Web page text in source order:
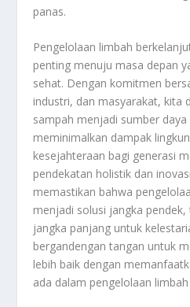
panas.
Pengelolaan limbah
penting menuju masa depan
sehat. Dengan komitmen
industri, dan masyarakat, kita
sampah menjadi sumber
meminimalkan dampak
kesejahteraan bagi generasi
pendekatan holistik dan
memastikan bahwa
menjadi solusi jangka
jangka panjang untuk
bergandengan tangan untuk
lebih baik dengan
ada dalam pengelolaan